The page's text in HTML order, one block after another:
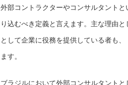
外部コントラクターやコンサルタント
り込むべき定義と言えます。主な理由
として企業に役務を提供している者も
ます。
ブラジルにおいて外部コンサルタント